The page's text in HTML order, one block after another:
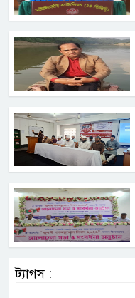
ট্যাগস :